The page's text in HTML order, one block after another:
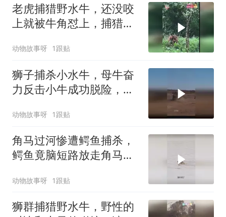
老虎捕猎野水牛，还没咬
上就被牛角怼上，捕猎失
动物故事呀 1跟贴
狮子捕杀小水牛，母牛奋
力反击小牛成功脱险，惊
动物故事呀 1跟贴
角马过河惨遭鳄鱼捕杀，
鳄鱼竟脑短路放走角马，
动物故事呀 1跟贴
狮群捕猎野水牛，野性的